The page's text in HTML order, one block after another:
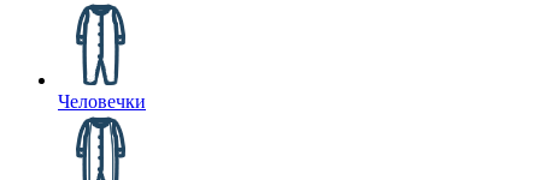
Человечки